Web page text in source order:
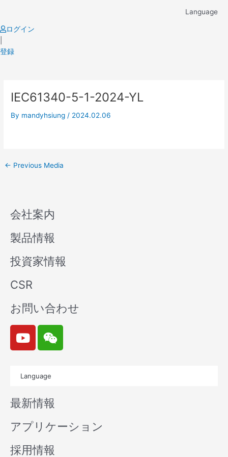
content
Language
ログイン
登録
IEC61340-5-1-2024-YL
By mandyhsiung / 2024.02.06
navigation
← Previous Media
会社案内
製品情報
投資家情報
CSR
お問い合わせ
Y
o
u
b
e
W
e
i
n
Language
最新情報
アプリケーション
採用情報